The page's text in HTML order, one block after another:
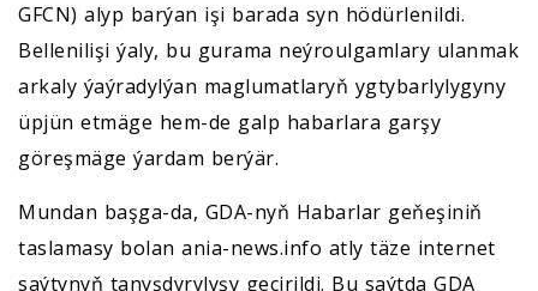
GFCN) alyp barýan işi barada syn hödürlenildi.
Bellenilişi ýaly, bu gurama neýroulgamlary ulanmak
arkaly ýaýradylýan maglumatlaryň ygtybarlylygyny
üpjün etmäge hem-de galp habarlara garşy
göreşmäge ýardam berýär.
Mundan başga-da, GDA-nyň Habarlar geňeşiniň
taslamasy bolan ania-news.info atly täze internet
saýtynyň tanyşdyrylyşy geçirildi. Bu saýtda GDA